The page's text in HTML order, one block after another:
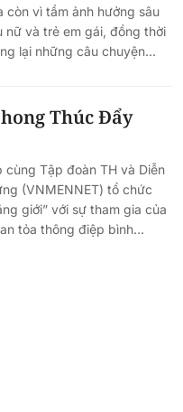
vì tầm ảnh hưởng sâu
nữ và trẻ em gái, đồng thời
lại những câu chuyện...
Thúc Đẩy
cùng Tập đoàn TH và Diễn
(VNMENNET) tổ chức
giới” với sự tham gia của
tỏa thông điệp bình...